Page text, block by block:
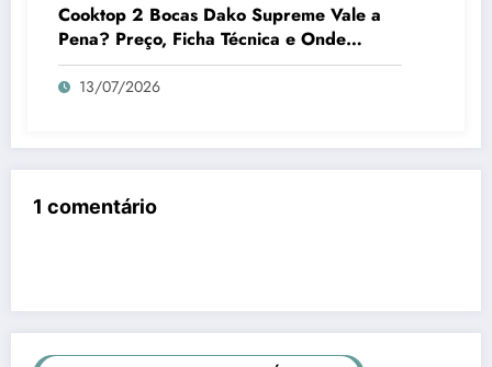
Cooktop 2 Bocas Dako Supreme Vale a
Pena? Preço, Ficha Técnica e Onde
Comprar
13/07/2026
1 comentário